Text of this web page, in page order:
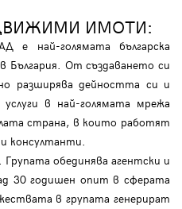
ИМОТИ:
най-голямата българска
България. От създаването си
разширява дейността си и
услуги в най-голямата мрежа
страна, в които работят
консултанти.
. Групата обединява агентски и
30 годишен опит в сферата
в групата генерират